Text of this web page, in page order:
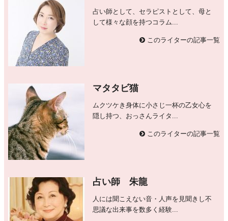
占い師として、セラピストとして、母と
して様々な顔を持つコラム...
このライターの記事一覧
マタタビ猫
ムクツケき身体に小さじ一杯の乙女心を
隠し持つ、おっさんライタ...
このライターの記事一覧
占い師 朱龍
人には聞こえない音・人声を見聞きし不
思議な出来事を数多く経験...